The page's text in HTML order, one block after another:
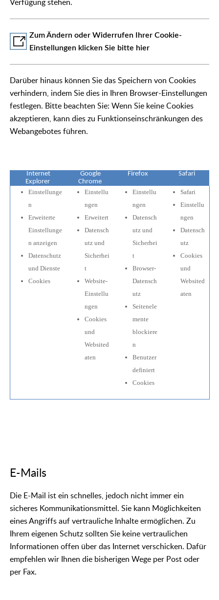
Verfügung stehen.
Zum Ändern oder Widerrufen Ihrer Cookie-
Einstellungen klicken Sie bitte hier
Darüber hinaus können Sie das Speichern von Cookies
verhindern, indem Sie dies in Ihren Browser-Einstellungen
festlegen. Bitte beachten Sie: Wenn Sie keine Cookies
akzeptieren, kann dies zu Funktionseinschränkungen des
Webangebotes führen.
Internet
Explorer
Google
Chrome
Firefox Safari
Einstellunge
n
Erweiterte
Einstellunge
n anzeigen
Datenschutz
und Dienste
Cookies
Einstellu
ngen
Erweitert
Datensch
utz und
Sicherhei
t
Website-
Einstellu
ngen
Cookies
und
Websited
aten
Einstellu
ngen
Datensch
utz und
Sicherhei
t
Browser-
Datensch
utz
Seitenele
mente
blockiere
n
Benutzer
definiert
Cookies
Safari
Einstellu
ngen
Datensch
utz
Cookies
und
Websited
aten
E-Mails
Die E-Mail ist ein schnelles, jedoch nicht immer ein
sicheres Kommunikationsmittel. Sie kann Möglichkeiten
eines Angriffs auf vertrauliche Inhalte ermöglichen. Zu
Ihrem eigenen Schutz sollten Sie keine vertraulichen
Informationen offen über das Internet verschicken. Dafür
empfehlen wir Ihnen die bisherigen Wege per Post oder
per Fax.